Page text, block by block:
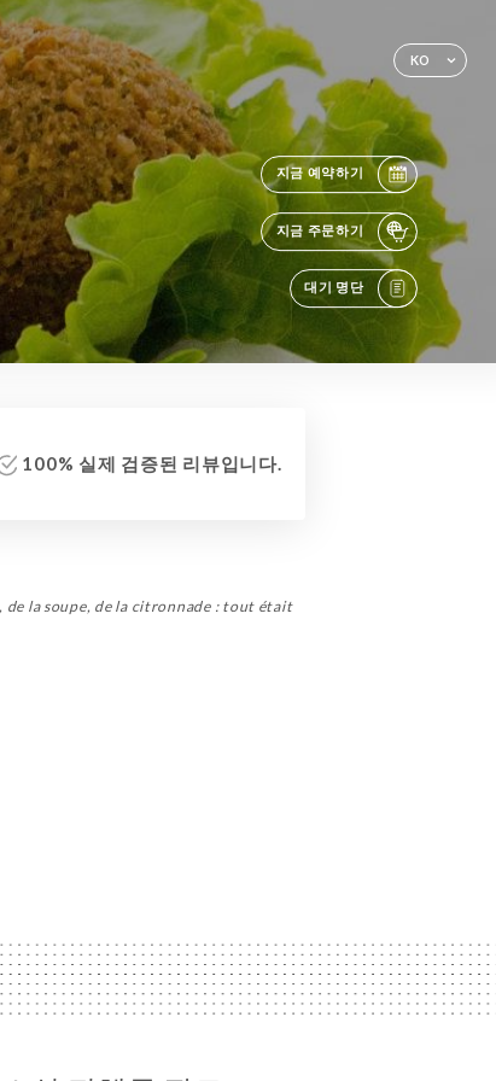
KO
지금 예약하기
지금 주문하기
대기 명단
100% 실제 검증된 리뷰입니다.
de la soupe, de la citronnade : tout était